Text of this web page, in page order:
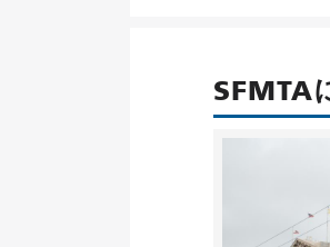
SFMTA